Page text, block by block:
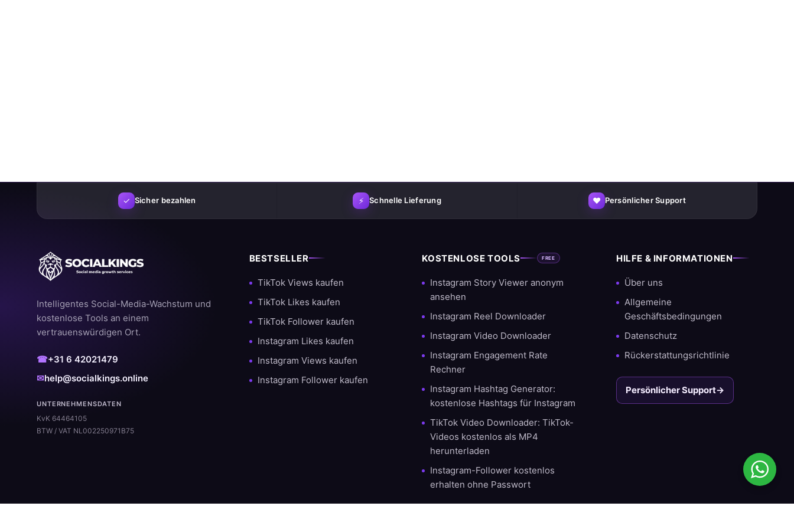
✓ Sicher bezahlen ⚡ Schnelle Lieferung ♥ Persönlicher Support
Intelligentes Social-Media-Wachstum und
kostenlose Tools an einem
vertrauenswürdigen Ort.
☎+31 6 42021479
✉help@socialkings.online
UNTERNEHMENSDATEN
KvK 64464105
BTW / VAT NL002250971B75
BESTSELLER
TikTok Views kaufen
TikTok Likes kaufen
TikTok Follower kaufen
Instagram Likes kaufen
Instagram Views kaufen
Instagram Follower kaufen
KOSTENLOSE TOOLS FREE
Instagram Story Viewer anonym
ansehen
Instagram Reel Downloader
Instagram Video Downloader
Instagram Engagement Rate
Rechner
Instagram Hashtag Generator:
kostenlose Hashtags für Instagram
TikTok Video Downloader: TikTok-
Videos kostenlos als MP4
herunterladen
Instagram-Follower kostenlos
erhalten ohne Passwort
HILFE & INFORMATIONEN
Über uns
Allgemeine
Geschäftsbedingungen
Datenschutz
Rückerstattungsrichtlinie
Persönlicher Support→